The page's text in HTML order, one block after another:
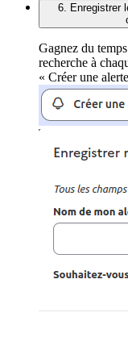
6. Enregistrer
Gagnez du
recherche à
« Créer une